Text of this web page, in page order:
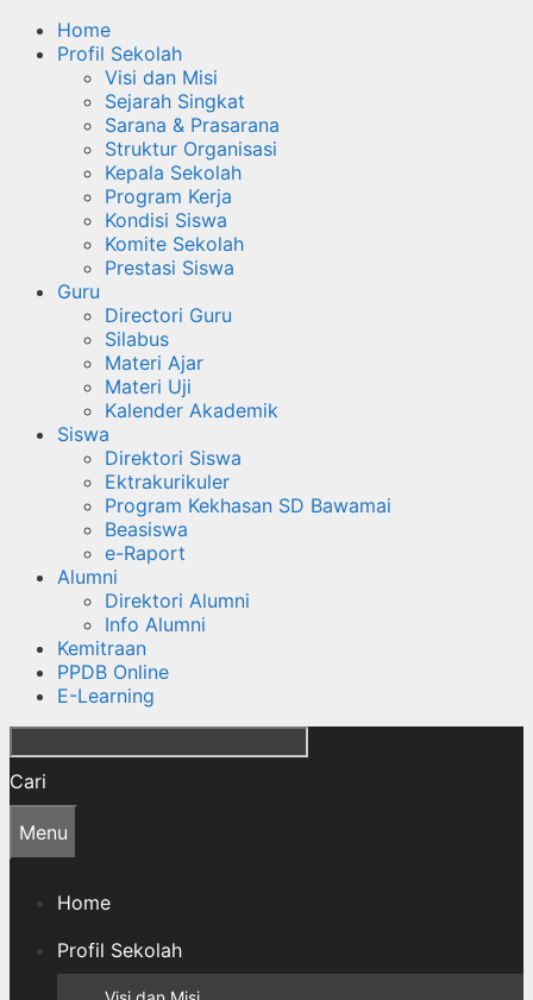
Home
Profil Sekolah
Visi dan Misi
Sejarah Singkat
Sarana & Prasarana
Struktur Organisasi
Kepala Sekolah
Program Kerja
Kondisi Siswa
Komite Sekolah
Prestasi Siswa
Guru
Directori Guru
Silabus
Materi Ajar
Materi Uji
Kalender Akademik
Siswa
Direktori Siswa
Ektrakurikuler
Program Kekhasan SD Bawamai
Beasiswa
e-Raport
Alumni
Direktori Alumni
Info Alumni
Kemitraan
PPDB Online
E-Learning
Cari
Menu
Home
Profil Sekolah